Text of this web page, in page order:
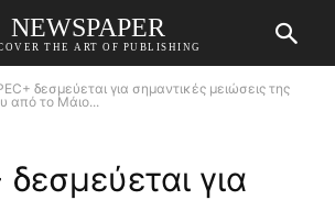
NEWSPAPER
THE ART OF PUBLISHING
δεσμεύεται για σημαντικές μειώσεις της
από το Μάιο...
για